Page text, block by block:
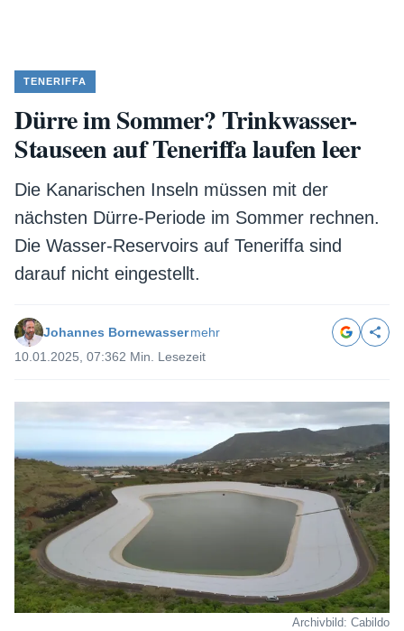
TENERIFFA
Dürre im Sommer? Trinkwasser-
Stauseen auf Teneriffa laufen leer
Die Kanarischen Inseln müssen mit der
nächsten Dürre-Periode im Sommer rechnen.
Die Wasser-Reservoirs auf Teneriffa sind
darauf nicht eingestellt.
Johannes Bornewassermehr
10.01.2025, 07:362 Min. Lesezeit
Archivbild: Cabildo